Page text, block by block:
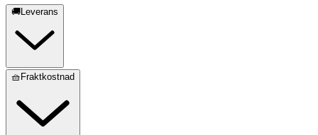
🚚Leverans
🧺Fraktkostnad